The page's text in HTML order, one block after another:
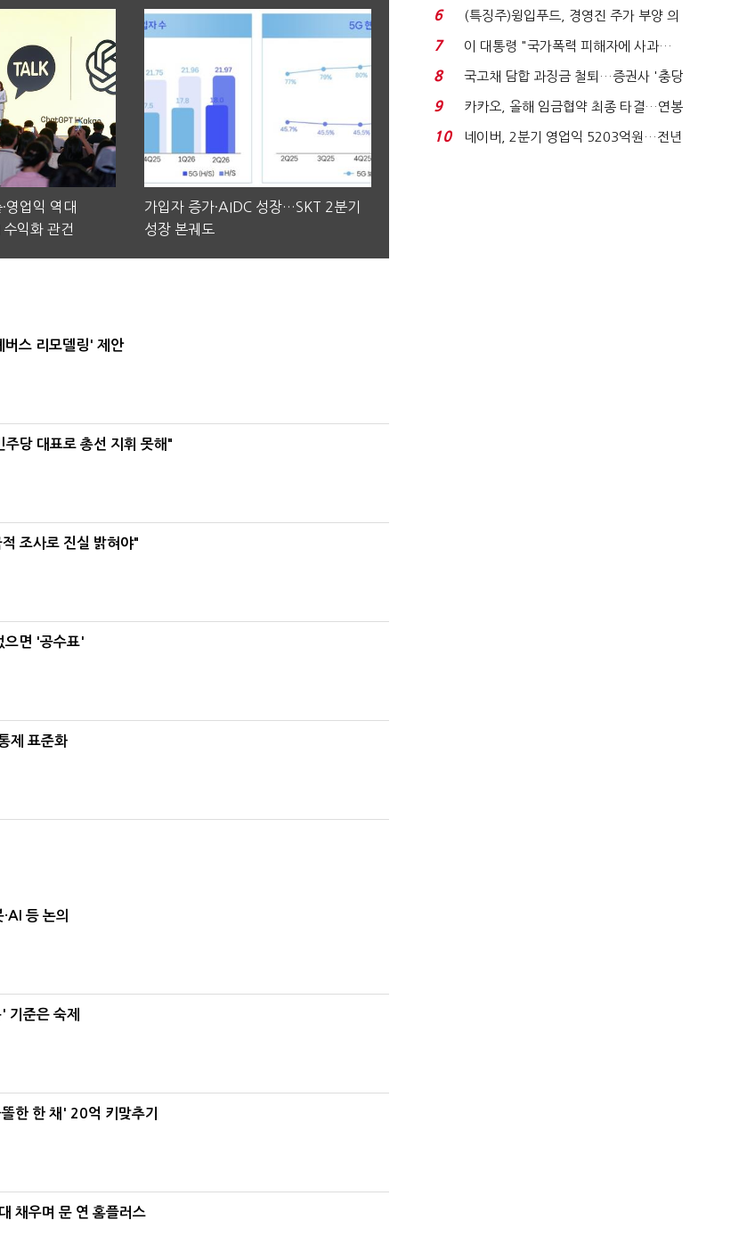
영업익 역대
익화 관건
가입자 증가·AIDC 성장…SKT 2분기
성장 본궤도
스 리모델링' 제안
당 대표로 총선 지휘 못해"
조사로 진실 밝혀야"
으면 '공수표'
제 표준화
등 논의
기준은 숙제
한 한 채' 20억 키맞추기
채우며 문 연 홈플러스
국전쟁’
6
(특징주)윙입푸드, 경영진 주가 부양 의
지에 상한가...
7
이 대통령 "국가폭력 피해자에 사과…
적극적 조사로 진...
8
국고채 담합 과징금 철퇴…증권사 '충당
금 폭탄' 우려...
9
카카오, 올해 임금협약 최종 타결…연봉
6.3% 인상·격려...
10
네이버, 2분기 영업익 5203억원…전년